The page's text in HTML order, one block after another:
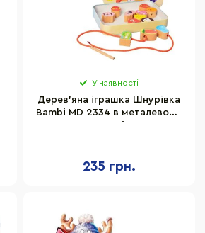
У наявності
Дерев'яна іграшка Шнурівка
Bambi MD 2334 в металевому
235 грн.